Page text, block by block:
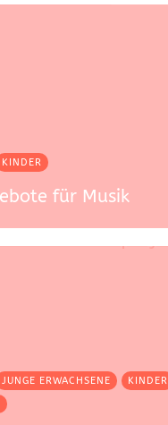
KINDER
für Musik
JUNGE ERWACHSENE
KINDER